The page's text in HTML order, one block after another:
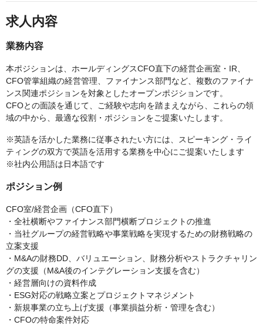
求人内容
業務内容
本ポジションは、ホールディングスCFO直下の経営企画室・IR、
CFO管掌組織の経営管理、ファイナンス部門など、複数のファイナ
ンス関連ポジションを対象としたオープンポジションです。
CFOとの面談を通じて、ご経験や志向を踏まえながら、これらの領
域の中から、最適な役割・ポジションをご提案いたします。
※英語を活かした業務に従事されたい方には、スピーキング・ライ
ティングの双方で英語を活用する業務を中心にご提案いたします
※社内公用語は日本語です
ポジション例
CFO室/経営企画（CFO直下）
・全社横断やファイナンス部門横断プロジェクトの推進
・当社グループの経営戦略や事業戦略を実現するための財務戦略の
立案支援
・M&Aの財務DD、バリュエーション、財務分析やストラクチャリン
グの支援（M&A後のインテグレーション支援を含む）
・経営層向けの資料作成
・ESG対応の戦略立案とプロジェクトマネジメント
・新規事業の立ち上げ支援（事業損益分析・管理を含む）
・CFOの特命案件対応